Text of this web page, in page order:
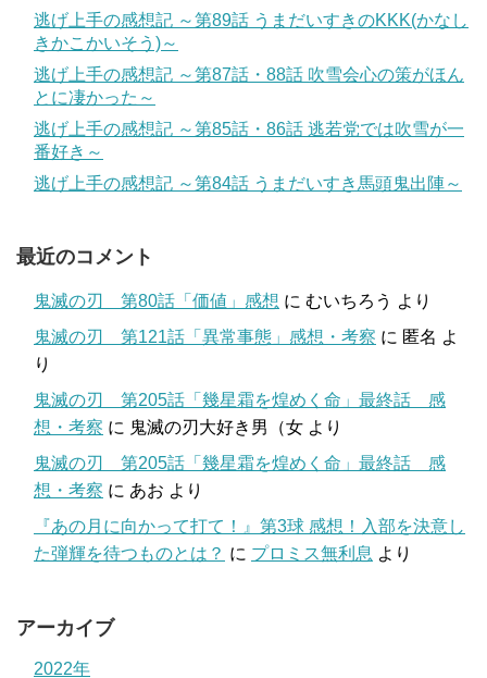
逃げ上手の感想記 ～第89話 うまだいすきのKKK(かなし
きかこかいそう)～
逃げ上手の感想記 ～第87話・88話 吹雪会心の策がほん
とに凄かった～
逃げ上手の感想記 ～第85話・86話 逃若党では吹雪が一
番好き～
逃げ上手の感想記 ～第84話 うまだいすき馬頭鬼出陣～
最近のコメント
鬼滅の刃 第80話「価値」感想 に むいちろう より
鬼滅の刃 第121話「異常事態」感想・考察 に 匿名 よ
り
鬼滅の刃 第205話「幾星霜を煌めく命」最終話 感
想・考察 に 鬼滅の刃大好き男（女 より
鬼滅の刃 第205話「幾星霜を煌めく命」最終話 感
想・考察 に あお より
『あの月に向かって打て！』第3球 感想！入部を決意し
た弾輝を待つものとは？ に プロミス無利息 より
アーカイブ
2022年